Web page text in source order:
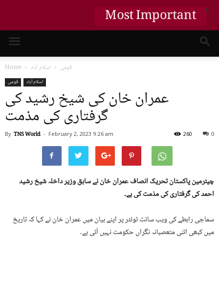
Home قومی اسلام آباد
قومی اسلام آباد
عمران خان کی شیخ رشید کی
گرفتاری کی مذمت
By TNS World - February 2, 2023 9:26 am 0
260
چیئرمین پاکستان تحریک انصاف عمران خان نے سابق وزیر داخلہ شیخ رشید
احمد کی گرفتاری کی مذمت کی ہے۔
سماجی رابطے کی ویب سائٹ ٹوئٹر پر اپنے بیان میں عمران خان نے کہا کہ تاریخ
میں کبھی اتنی متعصبانہ نگراں حکومت نہیں آئی ہے۔
Most Important X